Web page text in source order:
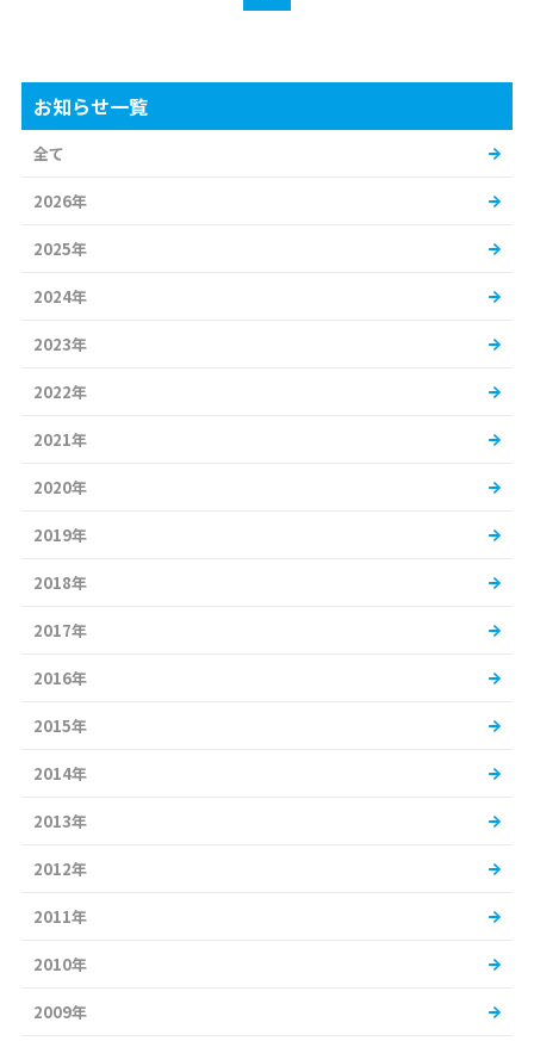
お知らせ一覧
全て
2026年
2025年
2024年
2023年
2022年
2021年
2020年
2019年
2018年
2017年
2016年
2015年
2014年
2013年
2012年
2011年
2010年
2009年